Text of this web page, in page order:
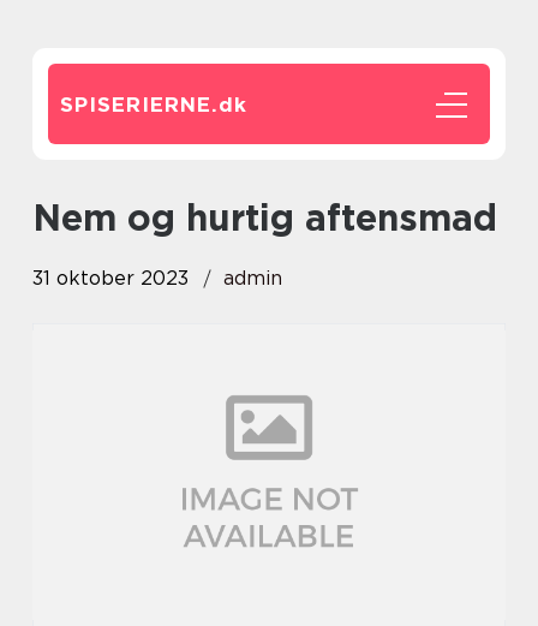
SPISERIERNE.dk
nem og hurtig aftensmad
31 oktober 2023 admin